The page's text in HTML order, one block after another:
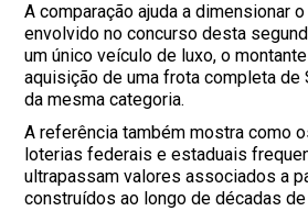
A comparação ajuda a dimensionar
envolvido no concurso desta
um único veículo de luxo, o
aquisição de uma frota completa de
da mesma categoria.
A referência também mostra como
loterias federais e estaduais
ultrapassam valores associados a
construídos ao longo de décadas de